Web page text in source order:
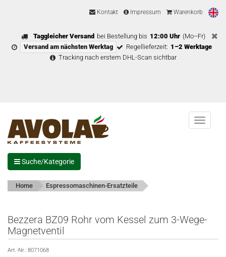
Kontakt Impressum Warenkorb
Taggleicher Versand bei Bestellung bis 12:00 Uhr (Mo–Fr)
Versand am nächsten Werktag
Regellieferzeit: 1–2 Werktage
Tracking nach erstem DHL-Scan sichtbar
Menu
Suche/Kategorie
Home Espressomaschinen-Ersatzteile
Bezzera BZ09 Rohr vom Kessel zum 3-Wege-
Magnetventil
Art.-Nr.: 8071068